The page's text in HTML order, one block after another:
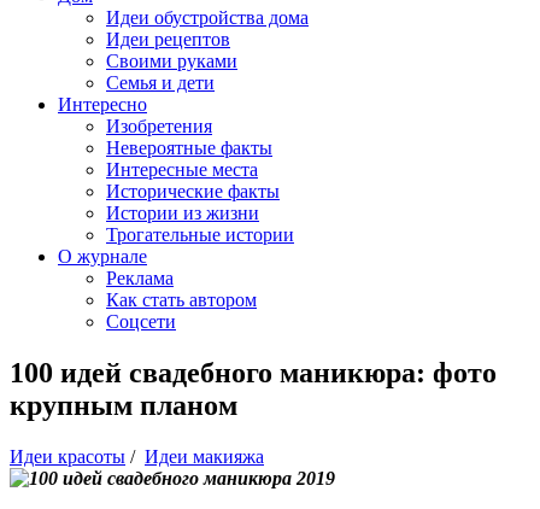
Идеи обустройства дома
Идеи рецептов
Своими руками
Семья и дети
Интересно
Изобретения
Невероятные факты
Интересные места
Исторические факты
Истории из жизни
Трогательные истории
О журнале
Реклама
Как стать автором
Соцсети
100 идей свадебного маникюра: фото
крупным планом
Идеи красоты / Идеи макияжа